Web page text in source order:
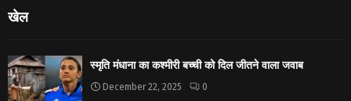
खेल
स्मृति मंधाना का कश्मीरी बच्ची को दिल जीतने वाला जवाब
December 22, 2025 0